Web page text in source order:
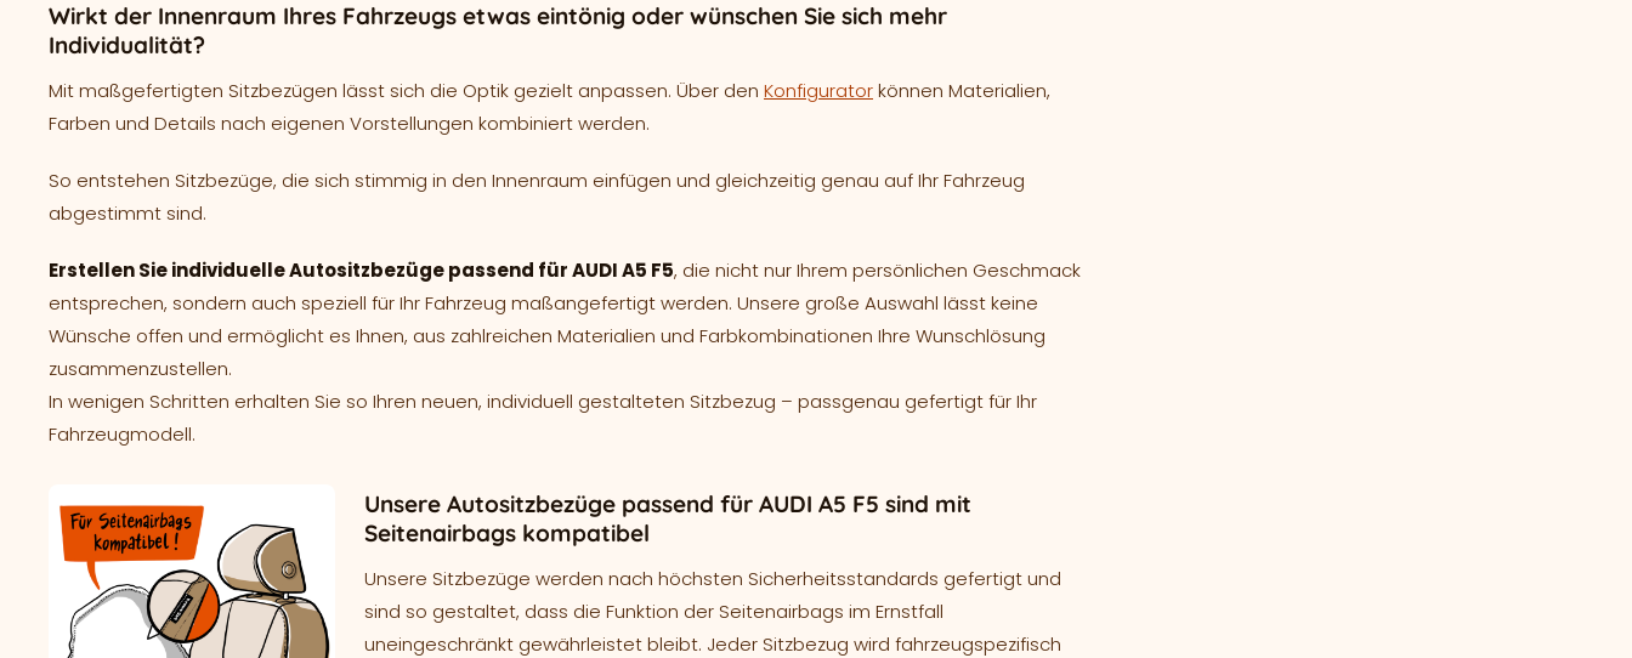
Wirkt der Innenraum Ihres Fahrzeugs etwas eintönig oder wünschen Sie sich mehr
Individualität?
Mit maßgefertigten Sitzbezügen lässt sich die Optik gezielt anpassen. Über den Konfiguratorkönnen Materialien,
Farben und Details nach eigenen Vorstellungen kombiniert werden.
So entstehen Sitzbezüge, die sich stimmig in den Innenraum einfügen und gleichzeitig genau auf Ihr Fahrzeug
abgestimmt sind.
Erstellen Sie individuelle Autositzbezüge passend für AUDI A5 F5, die nicht nur Ihrem persönlichen Geschmack
entsprechen, sondern auch speziell für Ihr Fahrzeug maßangefertigt werden. Unsere große Auswahl lässt keine
Wünsche offen und ermöglicht es Ihnen, aus zahlreichen Materialien und Farbkombinationen Ihre Wunschlösung
zusammenzustellen.
In wenigen Schritten erhalten Sie so Ihren neuen, individuell gestalteten Sitzbezug – passgenau gefertigt für Ihr
Fahrzeugmodell.
Unsere Autositzbezüge passend für AUDI A5 F5 sind mit
Seitenairbags kompatibel
Unsere Sitzbezüge werden nach höchsten Sicherheitsstandards gefertigt und
sind so gestaltet, dass die Funktion der Seitenairbags im Ernstfall
uneingeschränkt gewährleistet bleibt. Jeder Sitzbezug wird fahrzeugspezifisch